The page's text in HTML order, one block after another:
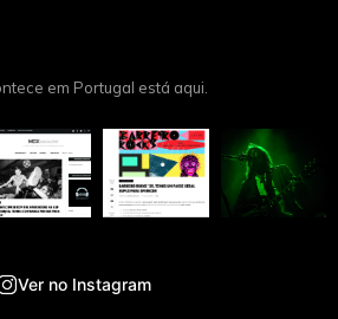
em Portugal está aqui.
Ver no Instagram